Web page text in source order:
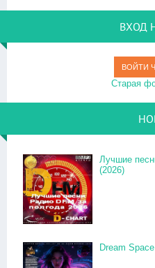
ВХОД
ВОЙТИ
Старая
Лучшие
(2026)
Dream